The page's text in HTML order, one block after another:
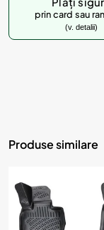
prin card sau
(v. detalii)
Produse similare